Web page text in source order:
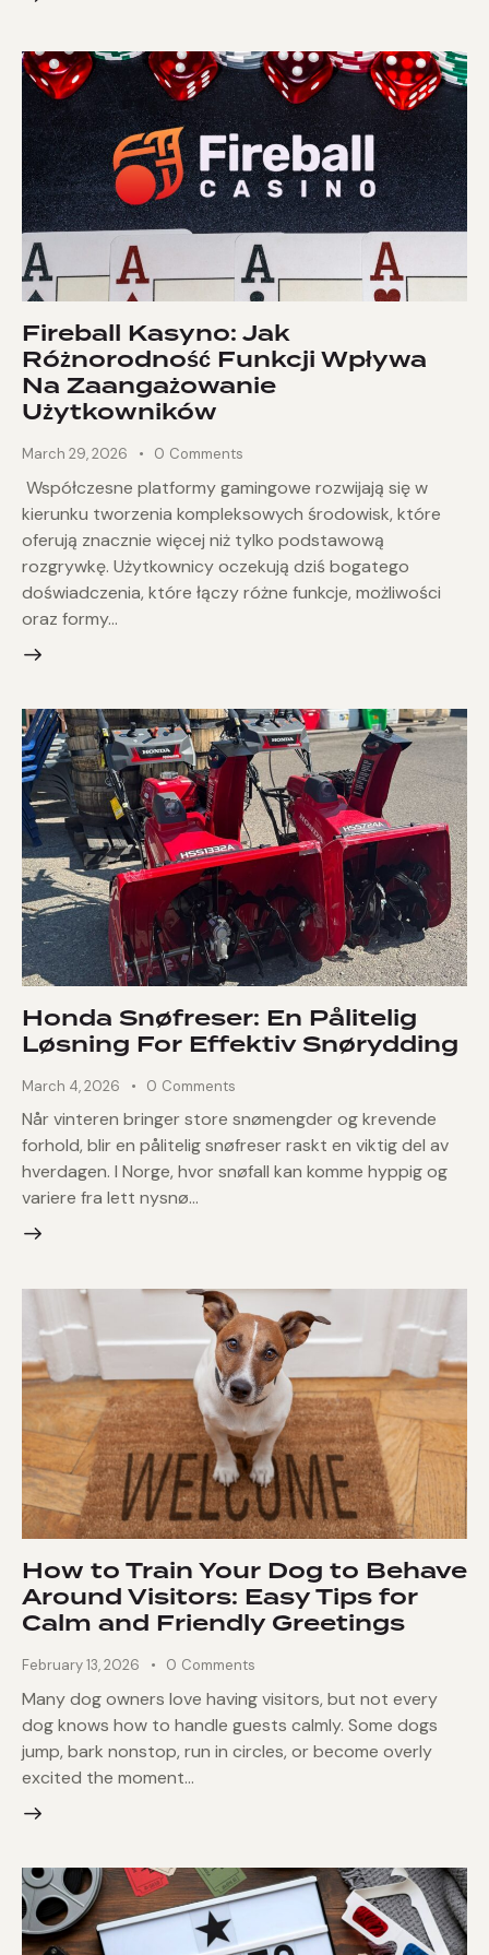
Fireball Kasyno: Jak
Różnorodność Funkcji Wpływa
Na Zaangażowanie
Użytkowników
March 29, 2026 0 Comments
Współczesne platformy gamingowe rozwijają się w
kierunku tworzenia kompleksowych środowisk, które
oferują znacznie więcej niż tylko podstawową
rozgrywkę. Użytkownicy oczekują dziś bogatego
doświadczenia, które łączy różne funkcje, możliwości
oraz formy…
Honda Snøfreser: En Pålitelig
Løsning For Effektiv Snørydding
March 4, 2026 0 Comments
Når vinteren bringer store snømengder og krevende
forhold, blir en pålitelig snøfreser raskt en viktig del av
hverdagen. I Norge, hvor snøfall kan komme hyppig og
variere fra lett nysnø…
How to Train Your Dog to Behave
Around Visitors: Easy Tips for
Calm and Friendly Greetings
February 13, 2026 0 Comments
Many dog owners love having visitors, but not every
dog knows how to handle guests calmly. Some dogs
jump, bark nonstop, run in circles, or become overly
excited the moment…